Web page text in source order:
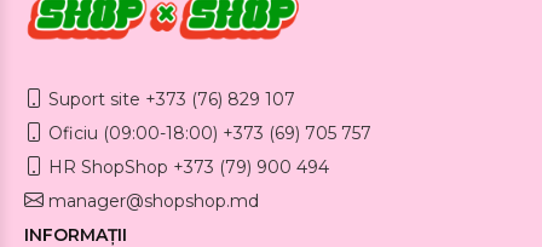
Suport site +373 (76) 829 107
Oficiu (09:00-18:00) +373 (69) 705 757
HR ShopShop +373 (79) 900 494
manager@shopshop.md
INFORMAȚII